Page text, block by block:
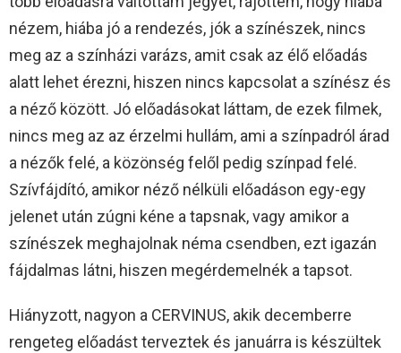
nézem, hiába jó a rendezés, jók a színészek, nincs
meg az a színházi varázs, amit csak az élő előadás
alatt lehet érezni, hiszen nincs kapcsolat a színész és
a néző között. Jó előadásokat láttam, de ezek filmek,
nincs meg az az érzelmi hullám, ami a színpadról árad
a nézők felé, a közönség felől pedig színpad felé.
Szívfájdító, amikor néző nélküli előadáson egy-egy
jelenet után zúgni kéne a tapsnak, vagy amikor a
színészek meghajolnak néma csendben, ezt igazán
fájdalmas látni, hiszen megérdemelnék a tapsot.
Hiányzott, nagyon a CERVINUS, akik decemberre
rengeteg előadást terveztek és januárra is készültek